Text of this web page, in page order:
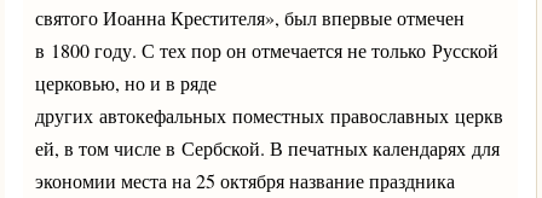
святого Иоанна Крестителя», был впервые отмечен
в 1800 году. С тех пор он отмечается не только Русской
церковью, но и в ряде
других автокефальных поместных православных церкв
ей, в том числе в Сербской. В печатных календарях для
экономии места на 25 октября название праздника